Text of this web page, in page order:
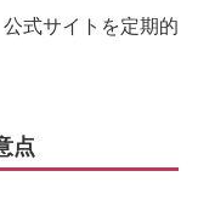
式サイトを定期的
点